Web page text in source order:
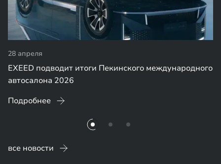
28 апреля
EXEED подводит итоги Пекинского международного
автосалона 2026
Подробнее
все новости